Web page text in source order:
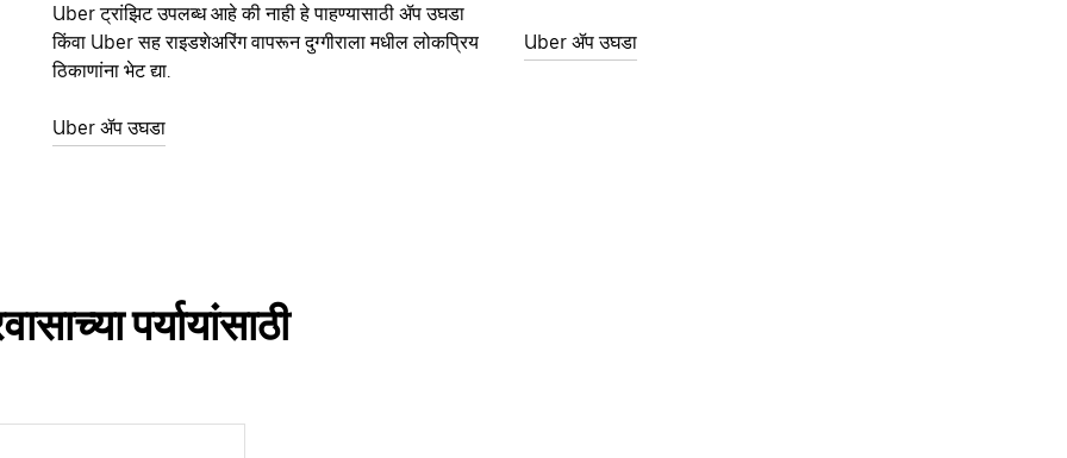
Uber ट्रांझिट उपलब्ध आहे की नाही हे पाहण्यासाठी ॲप उघडा
किंवा Uber सह राइडशेअरिंग वापरून दुग्गीराला मधील लोकप्रिय
ठिकाणांना भेट द्या.
Uber ॲप उघडा
Uber ॲप उघडा
पर्यायांसाठी